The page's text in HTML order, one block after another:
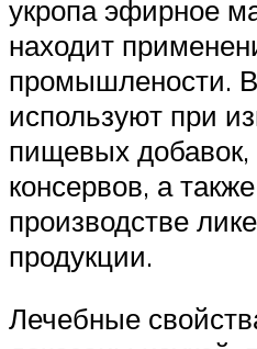
укропа эфирное
находит
промышлености. В
используют при
пищевых
консервов, а
производстве
продукции.
Лечебные